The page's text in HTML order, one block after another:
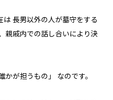
は 長男以外の人が墓守をする
親戚内での話し合いにより決
かが担うもの」 なのです。